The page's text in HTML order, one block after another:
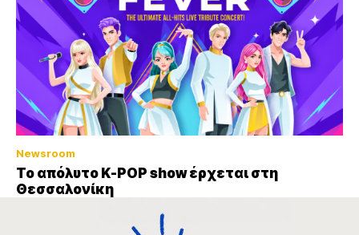
Newsroom
Το απόλυτο K-POP show έρχεται στη
Θεσσαλονίκη